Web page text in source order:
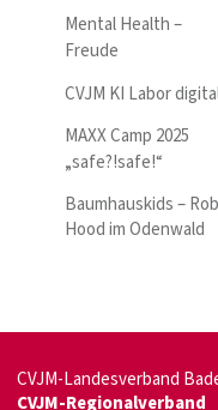
Mental Health –
Freude
CVJM KI Labor
MAXX Camp 2025
„safe?!safe!“
Baumhauskids –
Hood im Odenwald
CVJM-Landesverband
CVJM-Regionalverband